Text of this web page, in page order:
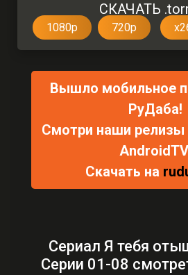
СКАЧАТЬ
1080p 720p
Вышло мобильное
РуДаба!
Смотри наши релизы
Скачать на
Сериал Я тебя
Серии 01-08